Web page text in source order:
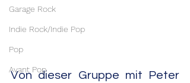
Garage Rock
Indie Rock/Indie Pop
Pop
Avant Pop
Von dieser Gruppe mit Peter